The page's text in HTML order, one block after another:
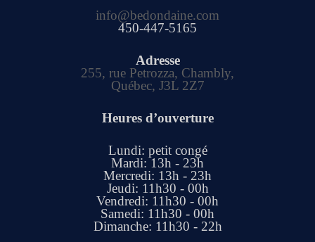
info@bedondaine.com
450-447-5165
Adresse
255, rue Petrozza, Chambly,
Québec, J3L 2Z7
Heures d’ouverture
Lundi: petit congé
Mardi: 13h - 23h
Mercredi: 13h - 23h
Jeudi: 11h30 - 00h
Vendredi: 11h30 - 00h
Samedi: 11h30 - 00h
Dimanche: 11h30 - 22h